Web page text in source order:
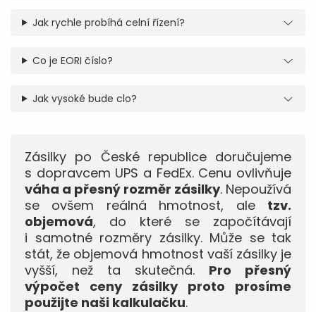
Jak rychle probíhá celní řízení?
Co je EORI číslo?
Jak vysoké bude clo?
Zásilky po České republice doručujeme
s dopravcem UPS a FedEx. Cenu ovlivňuje
váha a přesný rozměr zásilky. Nepoužívá
se ovšem reálná hmotnost, ale tzv.
objemová, do které se započítávají
i samotné rozměry zásilky. Může se tak
stát, že objemová hmotnost vaší zásilky je
vyšší, než ta skutečná. Pro přesný
výpočet ceny zásilky proto prosíme
použijte naši kalkulačku.